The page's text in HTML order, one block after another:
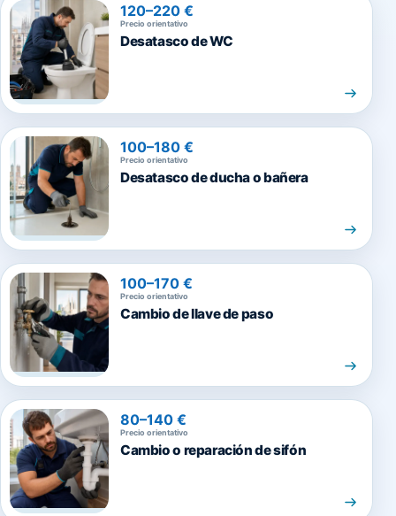
120–220 €
Precio orientativo
Desatasco de WC
100–180 €
Precio orientativo
Desatasco de ducha o bañera
100–170 €
Precio orientativo
Cambio de llave de paso
80–140 €
Precio orientativo
Cambio o reparación de sifón